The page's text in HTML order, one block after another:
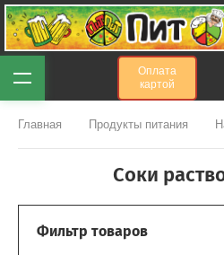
Оплата
картой
Главная Продукты питания
Соки
Фильтр товаров